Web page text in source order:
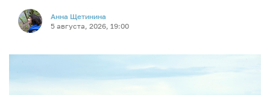
Анна Щетинина
5 августа, 2026, 19:00